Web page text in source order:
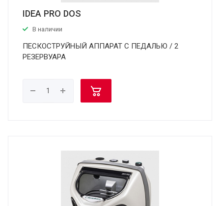
IDEA PRO DOS
В наличии
ПЕСКОСТРУЙНЫЙ АППАРАТ С ПЕДАЛЬЮ / 2
РЕЗЕРВУАРА